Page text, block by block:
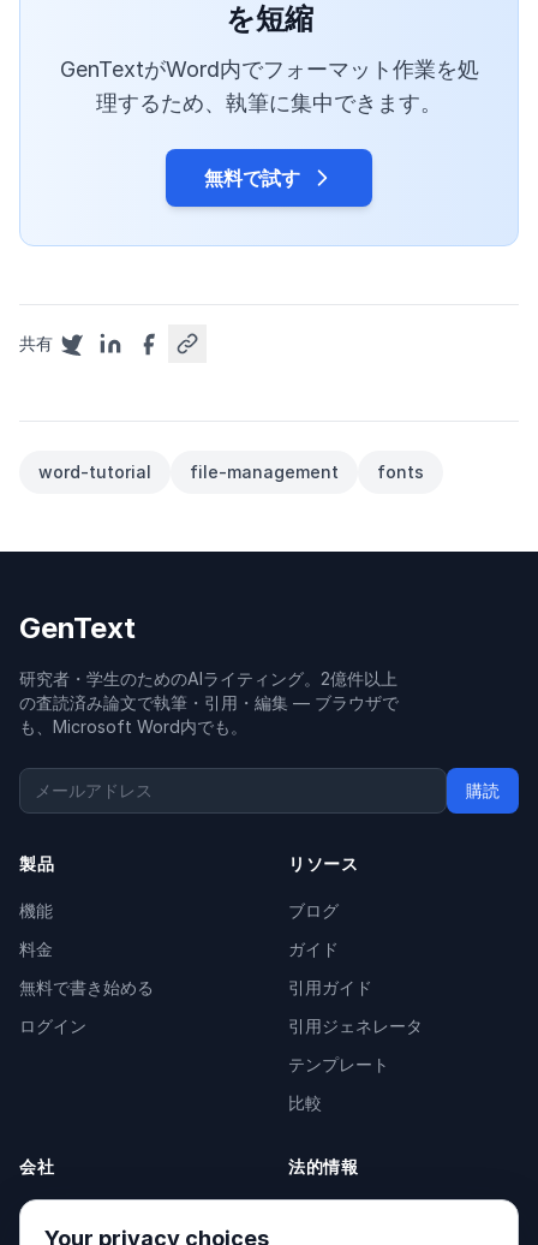
を短縮
GenTextがWord内でフォーマット作業を処
理するため、執筆に集中できます。
無料で試す
共有
word-tutorial file-management fonts
GenText
研究者・学生のためのAIライティング。2億件以上
の査読済み論文で執筆・引用・編集 — ブラウザで
も、Microsoft Word内でも。
購読
製品
機能
料金
無料で書き始める
ログイン
リソース
ブログ
ガイド
引用ガイド
引用ジェネレータ
テンプレート
比較
会社
会社概要
法的情報
Your privacy choices